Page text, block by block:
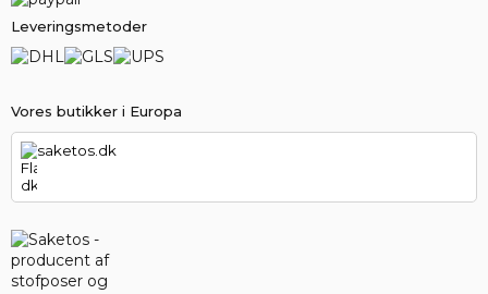
Vores butikker i Europa
saketos.dk
Leveringsmetoder